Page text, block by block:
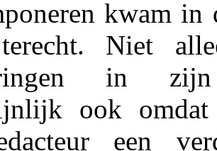
kwam in
Niet
in
ook
een